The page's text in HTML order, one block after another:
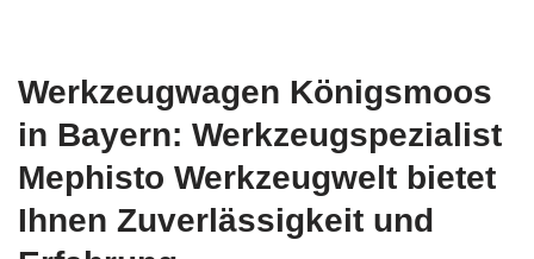
Werkzeugwagen Königsmoos
in Bayern: Werkzeugspezialist
Mephisto Werkzeugwelt bietet
Ihnen Zuverlässigkeit und